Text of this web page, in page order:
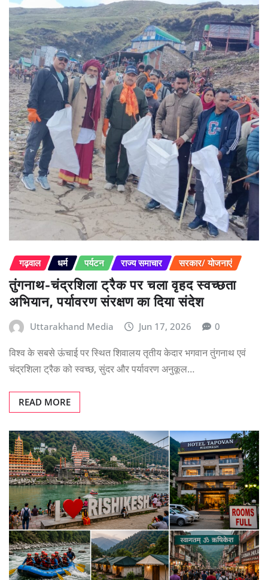
गढ़वाल धर्म पर्यटन राज्य समाचार सरकार/ योजनाएं
तुंगनाथ-चंद्रशिला ट्रैक पर चला वृहद स्वच्छता
अभियान, पर्यावरण संरक्षण का दिया संदेश
Uttarakhand Media Jun 17, 2026 0
विश्व के सबसे ऊंचाई पर स्थित शिवालय तृतीय केदार भगवान तुंगनाथ एवं
चंद्रशिला ट्रैक को स्वच्छ, सुंदर और पर्यावरण अनुकूल…
READ MORE